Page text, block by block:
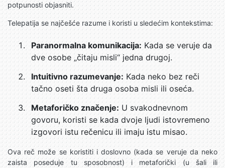
potpunosti objasniti.
Telepatija se najčešće razume i koristi u sledećim kontekstima:
Paranormalna komunikacija:Kada se veruje da
dve osobe „čitaju misli“ jedna drugoj.
Intuitivno razumevanje: Kada neko bez reči
tačno oseti šta druga osoba misli ili oseća.
Metaforičko značenje: U svakodnevnom
govoru, koristi se kada dvoje ljudi istovremeno
izgovori istu rečenicu ili imaju istu misao.
Ova reč može se koristiti i doslovno (kada se veruje da neko
zaista poseduje tu sposobnost) i metaforički (u šali ili